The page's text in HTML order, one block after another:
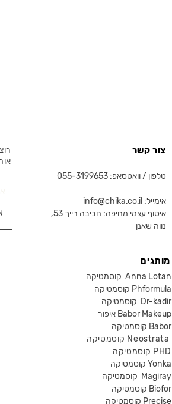
צור קשר
טלפון / וואטסאפ: 055-3199653
אימייל: info@chika.co.il
איסוף עצמי מחיפה: חביבה רייך 53,
נווה שאנן
מותגים
קוסמטיקה Anna Lotan
קוסמטיקה Phformula
קוסמטיקה Dr-kadir
איפור Babor Makeup
קוסמטיקה Babor
קוסמטיקה Neostrata
קוסמטיקה PHD
קוסמטיקה Yonka
Magiray
קוסמטיקה Biofor
קוסמטיקה Precise